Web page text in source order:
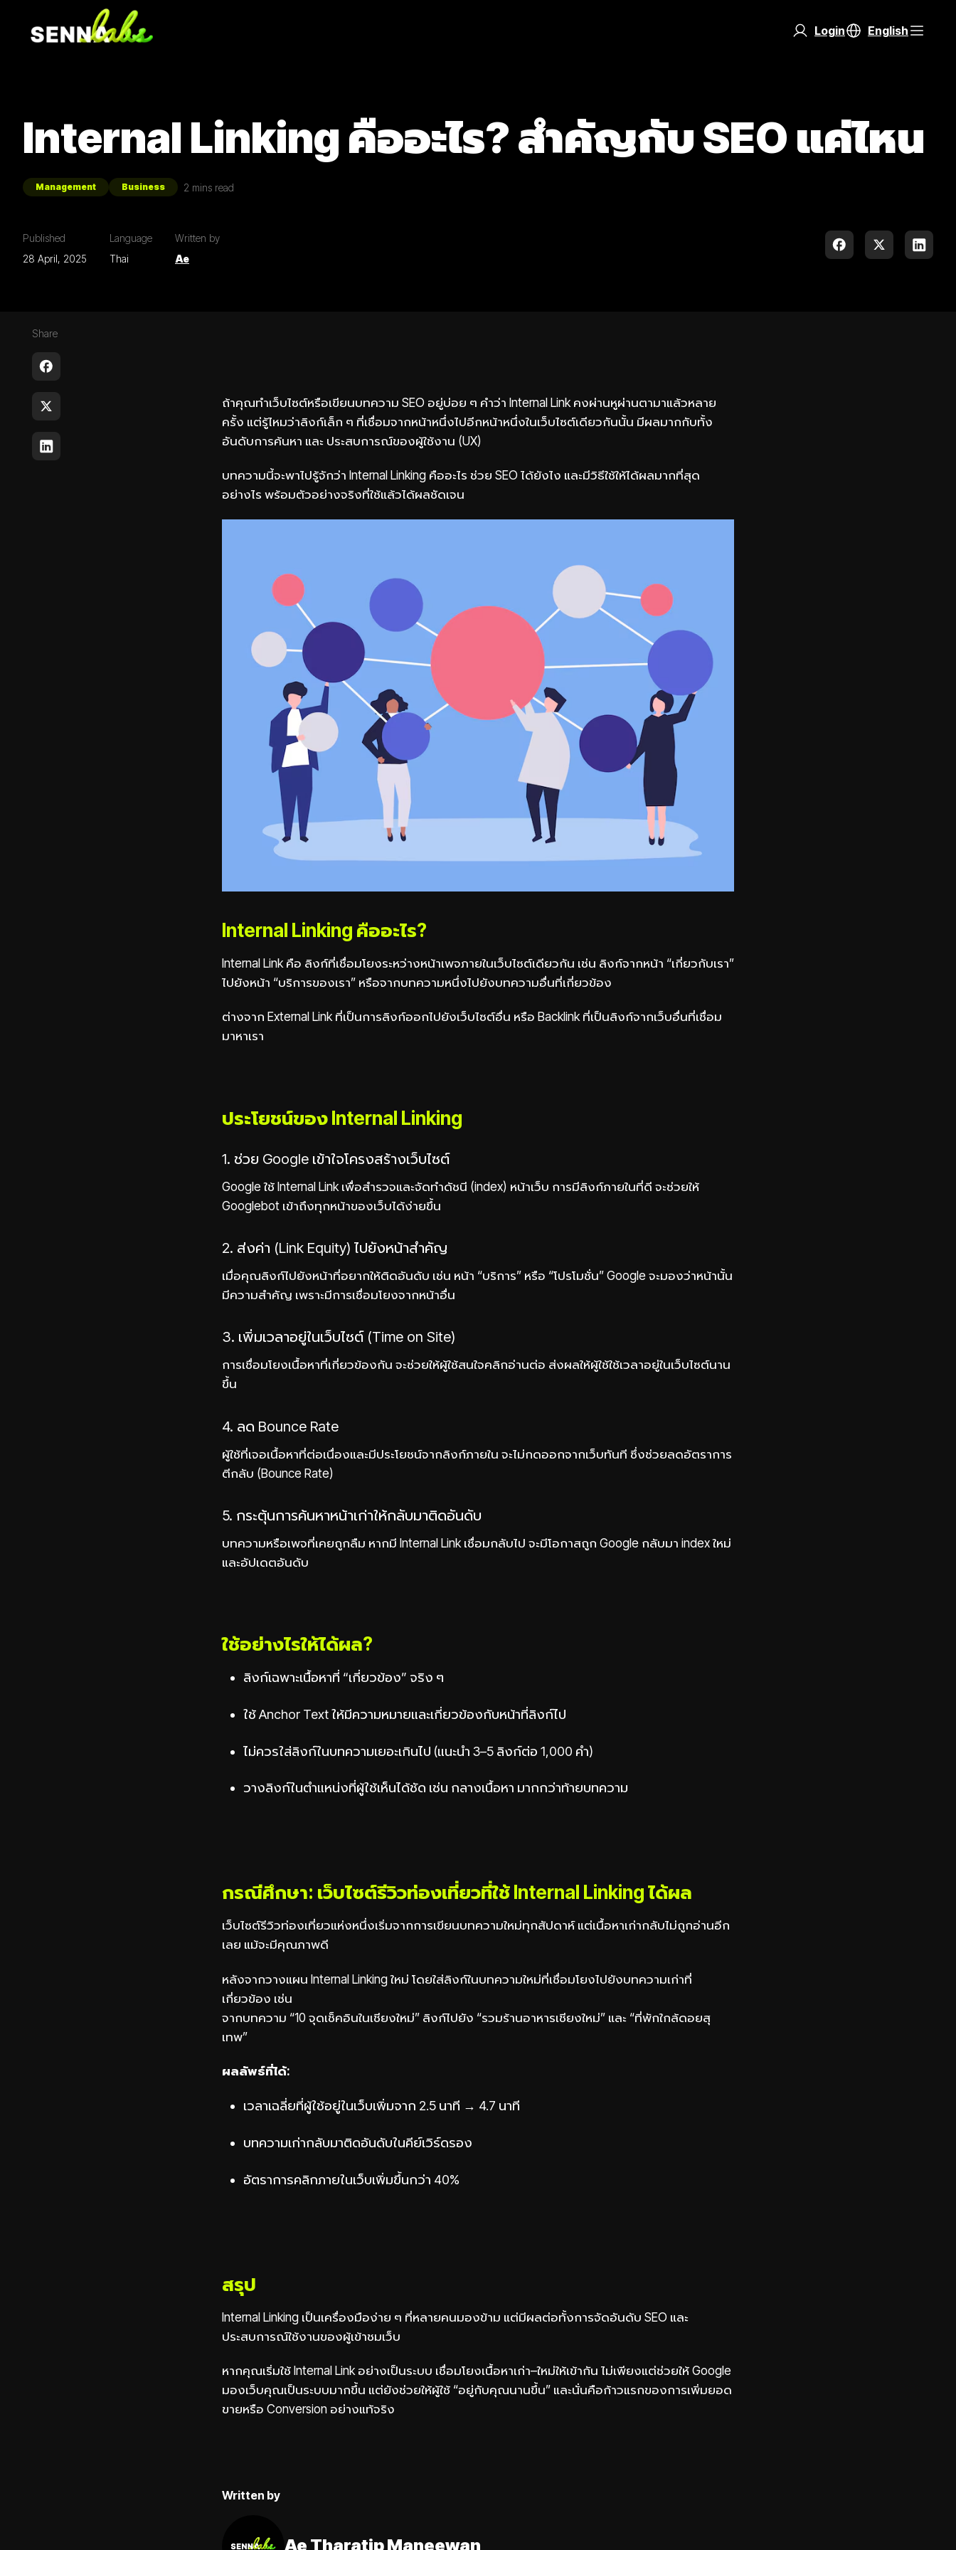
Login English
Internal Linking คืออะไร? สำคัญกับ SEO แค่ไหน
Management Business 2 mins read
Published
28 April, 2025
Language
Thai
Written by
Ae
Share
ถ้าคุณทำเว็บไซต์หรือเขียนบทความ SEO อยู่บ่อย ๆ คำว่า Internal Link คงผ่านหูผ่านตามาแล้วหลาย
ครั้ง แต่รู้ไหมว่าลิงก์เล็ก ๆ ที่เชื่อมจากหน้าหนึ่งไปอีกหน้าหนึ่งในเว็บไซต์เดียวกันนั้น มีผลมากกับทั้ง
อันดับการค้นหา และ ประสบการณ์ของผู้ใช้งาน (UX)
บทความนี้จะพาไปรู้จักว่า Internal Linking คืออะไร ช่วย SEO ได้ยังไง และมีวิธีใช้ให้ได้ผลมากที่สุด
อย่างไร พร้อมตัวอย่างจริงที่ใช้แล้วได้ผลชัดเจน
Internal Linking คืออะไร?
Internal Link คือ ลิงก์ที่เชื่อมโยงระหว่างหน้าเพจภายในเว็บไซต์เดียวกัน เช่น ลิงก์จากหน้า “เกี่ยวกับเรา”
ไปยังหน้า “บริการของเรา” หรือจากบทความหนึ่งไปยังบทความอื่นที่เกี่ยวข้อง
ต่างจาก External Link ที่เป็นการลิงก์ออกไปยังเว็บไซต์อื่น หรือ Backlink ที่เป็นลิงก์จากเว็บอื่นที่เชื่อม
มาหาเรา
ประโยชน์ของ Internal Linking
1. ช่วย Google เข้าใจโครงสร้างเว็บไซต์
Google ใช้ Internal Link เพื่อสำรวจและจัดทำดัชนี (index) หน้าเว็บ การมีลิงก์ภายในที่ดี จะช่วยให้
Googlebot เข้าถึงทุกหน้าของเว็บได้ง่ายขึ้น
2. ส่งค่า (Link Equity) ไปยังหน้าสำคัญ
เมื่อคุณลิงก์ไปยังหน้าที่อยากให้ติดอันดับ เช่น หน้า “บริการ” หรือ “โปรโมชั่น” Google จะมองว่าหน้านั้น
มีความสำคัญ เพราะมีการเชื่อมโยงจากหน้าอื่น
3. เพิ่มเวลาอยู่ในเว็บไซต์ (Time on Site)
การเชื่อมโยงเนื้อหาที่เกี่ยวข้องกัน จะช่วยให้ผู้ใช้สนใจคลิกอ่านต่อ ส่งผลให้ผู้ใช้ใช้เวลาอยู่ในเว็บไซต์นาน
ขึ้น
4. ลด Bounce Rate
ผู้ใช้ที่เจอเนื้อหาที่ต่อเนื่องและมีประโยชน์จากลิงก์ภายใน จะไม่กดออกจากเว็บทันที ซึ่งช่วยลดอัตราการ
ตีกลับ (Bounce Rate)
5. กระตุ้นการค้นหาหน้าเก่าให้กลับมาติดอันดับ
บทความหรือเพจที่เคยถูกลืม หากมี Internal Link เชื่อมกลับไป จะมีโอกาสถูก Google กลับมา index ใหม่
และอัปเดตอันดับ
ใช้อย่างไรให้ได้ผล?
ลิงก์เฉพาะเนื้อหาที่ “เกี่ยวข้อง” จริง ๆ
ใช้ Anchor Text ให้มีความหมายและเกี่ยวข้องกับหน้าที่ลิงก์ไป
ไม่ควรใส่ลิงก์ในบทความเยอะเกินไป (แนะนำ 3–5 ลิงก์ต่อ 1,000 คำ)
วางลิงก์ในตำแหน่งที่ผู้ใช้เห็นได้ชัด เช่น กลางเนื้อหา มากกว่าท้ายบทความ
กรณีศึกษา: เว็บไซต์รีวิวท่องเที่ยวที่ใช้ Internal Linking ได้ผล
เว็บไซต์รีวิวท่องเที่ยวแห่งหนึ่งเริ่มจากการเขียนบทความใหม่ทุกสัปดาห์ แต่เนื้อหาเก่ากลับไม่ถูกอ่านอีก
เลย แม้จะมีคุณภาพดี
หลังจากวางแผน Internal Linking ใหม่ โดยใส่ลิงก์ในบทความใหม่ที่เชื่อมโยงไปยังบทความเก่าที่
เกี่ยวข้อง เช่น
จากบทความ “10 จุดเช็คอินในเชียงใหม่” ลิงก์ไปยัง “รวมร้านอาหารเชียงใหม่” และ “ที่พักใกล้ดอยสุ
เทพ”
ผลลัพธ์ที่ได้:
เวลาเฉลี่ยที่ผู้ใช้อยู่ในเว็บเพิ่มจาก 2.5 นาที → 4.7 นาที
บทความเก่ากลับมาติดอันดับในคีย์เวิร์ดรอง
อัตราการคลิกภายในเว็บเพิ่มขึ้นกว่า 40%
สรุป
Internal Linking เป็นเครื่องมือง่าย ๆ ที่หลายคนมองข้าม แต่มีผลต่อทั้งการจัดอันดับ SEO และ
ประสบการณ์ใช้งานของผู้เข้าชมเว็บ
หากคุณเริ่มใช้ Internal Link อย่างเป็นระบบ เชื่อมโยงเนื้อหาเก่า–ใหม่ให้เข้ากัน ไม่เพียงแต่ช่วยให้ Google
มองเว็บคุณเป็นระบบมากขึ้น แต่ยังช่วยให้ผู้ใช้ “อยู่กับคุณนานขึ้น” และนั่นคือก้าวแรกของการเพิ่มยอด
ขายหรือ Conversion อย่างแท้จริง
Written by
Ae Tharatip Maneewan